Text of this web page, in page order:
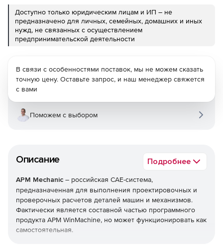
Доступно только юридическим лицам и ИП – не
предназначено для личных, семейных, домашних и иных
нужд, не связанных с осуществлением
предпринимательской деятельности
Описание Подробнее
APM Mechanic – российская CAE-система,
предназначенная для выполнения проектировочных и
проверочных расчетов деталей машин и механизмов.
Фактически является составной частью программного
продукта APM WinMachine, но может функционировать как
самостоятельная.
В связи с особенностями поставок, мы не можем сказать
точную цену. Оставьте запрос, и наш менеджер свяжется
с вами
Поможем с выбором